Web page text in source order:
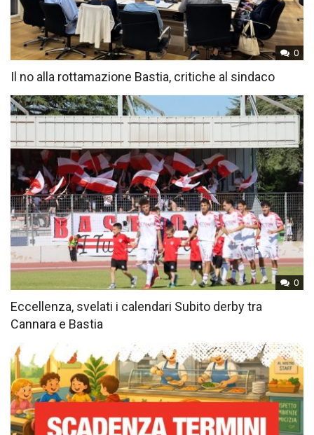
0
Il no alla rottamazione Bastia, critiche al sindaco
0
Eccellenza, svelati i calendari Subito derby tra
Cannara e Bastia